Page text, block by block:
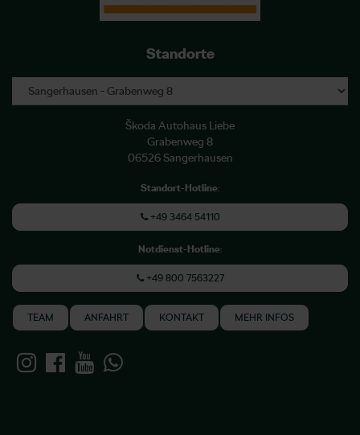
Standorte
Škoda Autohaus Liebe
Grabenweg 8
06526 Sangerhausen
Standort-Hotline:
+49 3464 54110
Notdienst-Hotline:
+49 800 7563227
TEAM ANFAHRT KONTAKT MEHR INFOS